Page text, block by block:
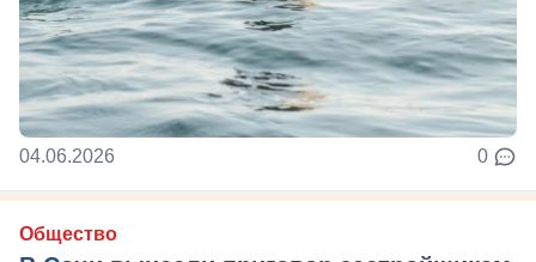
04.06.2026 0
Общество